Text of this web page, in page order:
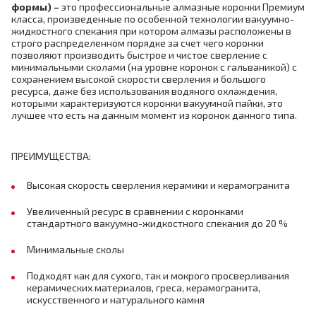
формы) – это профессиональные алмазные коронки Премиум
класса, произведенные по особенной технологии вакуумно-
жидкостного спекания при котором алмазы расположены в
строго распределенном порядке за счет чего коронки
позволяют производить быстрое и чистое сверление с
минимальными сколами (на уровне коронок с гальваникой) с
сохранением высокой скорости сверления и большого
ресурса, даже без использования водяного охлаждения,
которыми характеризуются коронки вакуумной пайки, это
лучшее что есть на данным момент из коронок данного типа.
ПРЕИМУЩЕСТВА:
Высокая скорость сверления керамики и керамогранита
Увеличенный ресурс в сравнении с коронками
стандартного вакуумно-жидкостного спекания до 20 %
Минимальные сколы
Подходят как для сухого, так и мокрого просверливания
керамических материалов, греса, керамогранита,
искусственного и натурального камня